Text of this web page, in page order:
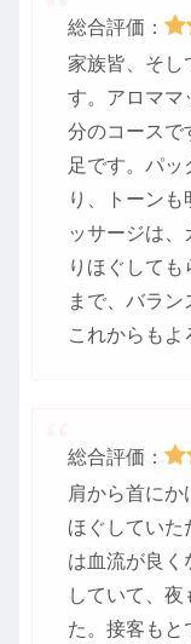
総合評価：
家族皆、そし
す。アロママ
分のコースで
足です。パ
り、トーン
ッサージは、
りほぐして
まで、バラン
これからもよ
総合評価：
肩から首にか
ほぐしていた
は血流が良く
していて、
た。接客もと